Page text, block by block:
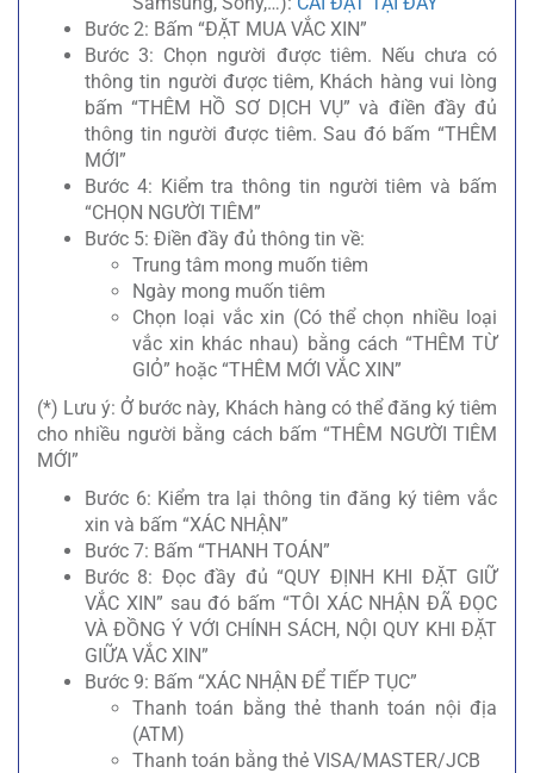
Bước 2: Bấm “ĐẶT MUA VẮC XIN”
Bước 3: Chọn người được tiêm. Nếu chưa có
thông tin người được tiêm, Khách hàng vui lòng
bấm “THÊM HỒ SƠ DỊCH VỤ” và điền đầy đủ
thông tin người được tiêm. Sau đó bấm “THÊM
MỚI”
Bước 4: Kiểm tra thông tin người tiêm và bấm
“CHỌN NGƯỜI TIÊM”
Bước 5: Điền đầy đủ thông tin về:
Trung tâm mong muốn tiêm
Ngày mong muốn tiêm
Chọn loại vắc xin (Có thể chọn nhiều loại
vắc xin khác nhau) bằng cách “THÊM TỪ
GIỎ” hoặc “THÊM MỚI VẮC XIN”
(*) Lưu ý: Ở bước này, Khách hàng có thể đăng ký tiêm
cho nhiều người bằng cách bấm “THÊM NGƯỜI TIÊM
MỚI”
Bước 6: Kiểm tra lại thông tin đăng ký tiêm vắc
xin và bấm “XÁC NHẬN”
Bước 7: Bấm “THANH TOÁN”
Bước 8: Đọc đầy đủ “QUY ĐỊNH KHI ĐẶT GIỮ
VẮC XIN” sau đó bấm “TÔI XÁC NHẬN ĐÃ ĐỌC
VÀ ĐỒNG Ý VỚI CHÍNH SÁCH, NỘI QUY KHI ĐẶT
GIỮA VẮC XIN”
Bước 9: Bấm “XÁC NHẬN ĐỂ TIẾP TỤC”
Thanh toán bằng thẻ thanh toán nội địa
(ATM)
Thanh toán bằng thẻ VISA/MASTER/JCB